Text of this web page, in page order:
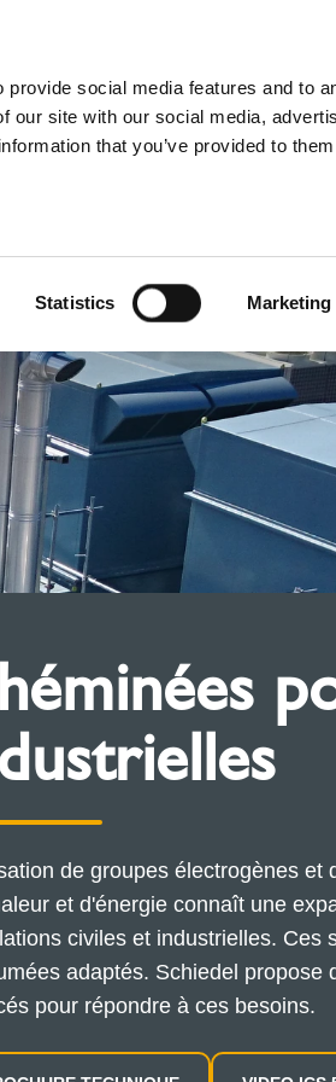
social media features and to
our site with our social media,
that you’ve provided to
Statistics Marketing
Croazia
Lettonia
Repubblica Ceca
Slovenia
de groupes électrogènes
et d'énergie connaît une
civiles et industrielles. Ces
adaptés. Schiedel propose
pour répondre à ces besoins.